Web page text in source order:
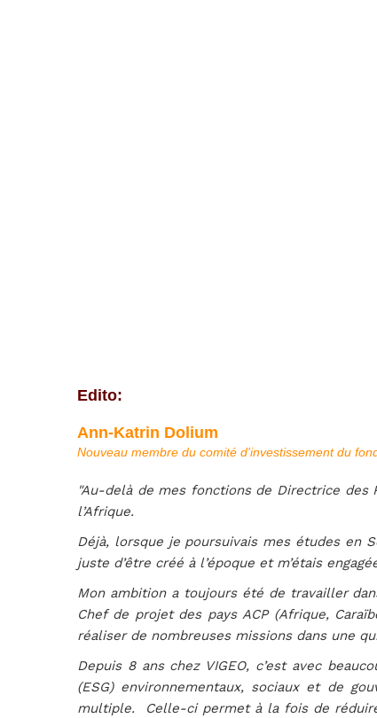
Edito:
Ann-Katrin Dolium
Nouveau membre du comité d'investissement du
"Au-delà de mes fonctions de Directrice des
l’Afrique.
Déjà, lorsque je poursuivais mes études en
juste d’être créé à l’époque et m’étais
Mon ambition a toujours été de travailler
Chef de projet des pays ACP (Afrique,
réaliser de nombreuses missions dans une
Depuis 8 ans chez VIGEO, c’est avec
(ESG) environnementaux, sociaux et de
multiple. Celle-ci permet à la fois de